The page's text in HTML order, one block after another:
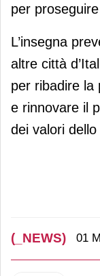
per proseguire
L’insegna
altre città
per ribadire la
e rinnovare il
dei valori dello
(_NEWS) 01